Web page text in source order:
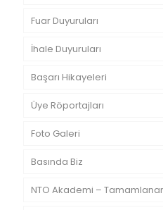
Fuar Duyuruları
İhale Duyuruları
Başarı Hikayeleri
Üye Röportajları
Foto Galeri
Basında Biz
NTO Akademi –